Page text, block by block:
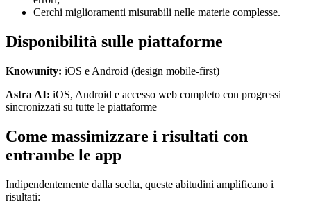
Cerchi miglioramenti misurabili nelle materie complesse.
Disponibilità sulle piattaforme
Knowunity: iOS e Android (design mobile-first)
Astra AI: iOS, Android e accesso web completo con progressi
sincronizzati su tutte le piattaforme
Come massimizzare i risultati con
entrambe le app
Indipendentemente dalla scelta, queste abitudini amplificano i
risultati: